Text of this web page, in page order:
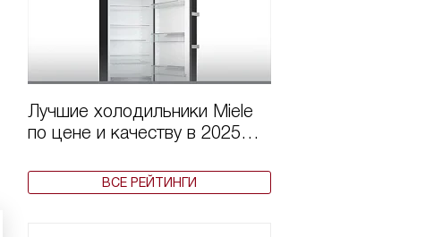
Лучшие холодильники Miele
по цене и качеству в 2025
ВСЕ РЕЙТИНГИ